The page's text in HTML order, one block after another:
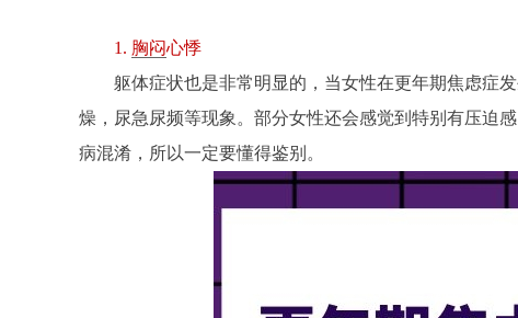
1. 胸闷心悸
躯体症状也是非常明显的，当女性在更年期焦虑症
燥，尿急尿频等现象。部分女性还会感觉到特别有压迫
病混淆，所以一定要懂得鉴别。